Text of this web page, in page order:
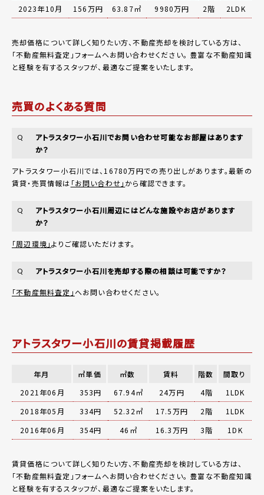
2023年10月
156万円 63.87㎡ 9980万円 2階 2LDK
売却価格について詳しく知りたい方、不動産売却を検討している方は、
「不動産無料査定 」フォームへお問い合わせください。 豊富な不動産知識
と経験を有するスタッフが、最適なご提案をいたします。
売買のよくある質問
Q
アトラスタワー小石川でお問い合わせ可能なお部屋はあります
か？
アトラスタワー小石川では、16780万円での売り出しがあります。最新の
賃貸・売買情報は 「お問い合わせ」 から確認できます。
Q
アトラスタワー小石川周辺にはどんな施設やお店があります
か？
「周辺環境」よりご確認いただけます。
Q アトラスタワー小石川を売却する際の相談は可能ですか？
「不動産無料査定」へお問い合わせください。
アトラスタワー小石川の賃貸掲載履歴
年月 ㎡単価 ㎡数 賃料 階数
間取り
2021年06月
353円 67.94㎡ 24万円 4階
1LDK
2018年05月
334円 52.32㎡ 17.5万円 2階
1LDK
2016年06月
354円 46㎡ 16.3万円 3階 1DK
賃貸価格について詳しく知りたい方、不動産売却を検討している方は、
「不動産無料査定 」フォームへお問い合わせください。 豊富な不動産知識
と経験を有するスタッフが、最適なご提案をいたします。